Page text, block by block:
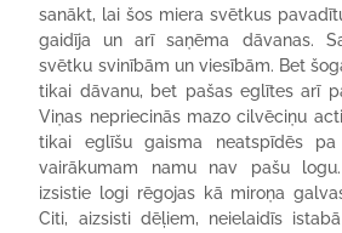
sanākt, lai šos miera svētkus
gaidīja un arī saņēma dāvanas.
svētku svinībām un viesībām. Bet
tikai dāvanu, bet pašas eglītes arī
Viņas nepriecinās mazo cilvēciņu
tikai eglīšu gaisma neatspīdēs
vairākumam namu nav pašu
izsistie logi rēgojas kā miroņa
Citi, aizsisti dēļiem, neielaidīs